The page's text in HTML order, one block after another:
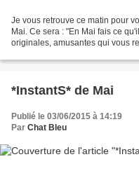
Je vous retrouve ce matin pour
Mai. Ce sera : "En Mai fais ce
originales, amusantes qui vous
*InstantS* de Mai
Publié le 03/06/2015 à 14:19
Par Chat Bleu